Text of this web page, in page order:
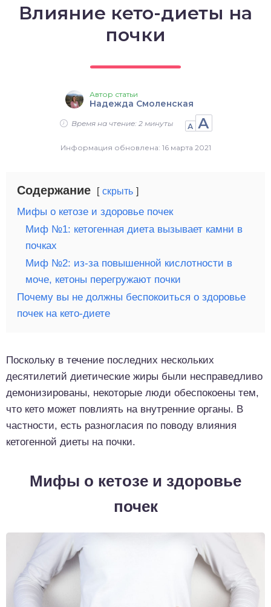
Влияние кето-диеты на
почки
Автор статьи
Надежда Смоленская
Время на чтение: 2 минуты А А
Информация обновлена: 16 марта 2021
Содержание скрыть
Мифы о кетозе и здоровье почек
Миф №1: кетогенная диета вызывает камни в
почках
Миф №2: из-за повышенной кислотности в
моче, кетоны перегружают почки
Почему вы не должны беспокоиться о здоровье
почек на кето-диете
Поскольку в течение последних нескольких
десятилетий диетические жиры были несправедливо
демонизированы, некоторые люди обеспокоены тем,
что кето может повлиять на внутренние органы. В
частности, есть разногласия по поводу влияния
кетогенной диеты на почки.
Мифы о кетозе и здоровье
почек
выпечка